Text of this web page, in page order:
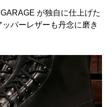
が独自に仕上げた
パーレザーも丹念に磨き